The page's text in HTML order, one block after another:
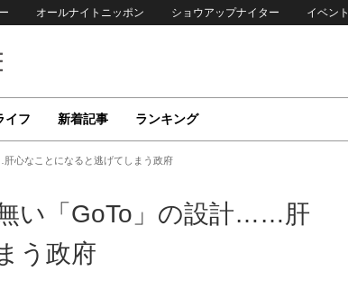
オールナイトニッポン ショウアップナイター イベント
イフ 新着記事 ランキング
心なことになると逃げてしまう政府
い「GoTo」の設計……肝
う政府